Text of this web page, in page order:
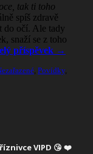
tak ti toho
spíš zdravě
do očí. Ale tady
snaží se z toho
příspěvek →
Povídky,
VIPD 😘 ❤️